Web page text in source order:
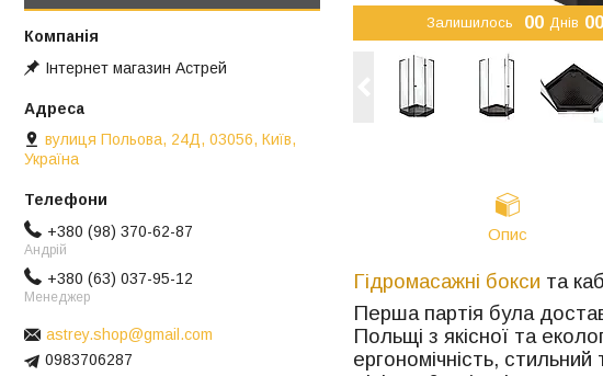
Залишилось 00 Днів 00
Опис
Гідромасажні бокси та
Перша партія була
Польщі з якісної та
ергономічність,
Інтернет магазин Астрей
вулиця Польова, 24Д, 03056, Київ,
Україна
+380 (98) 370-62-87
Андрій
+380 (63) 037-95-12
Менеджер
astrey.shop@gmail.com
0983706287